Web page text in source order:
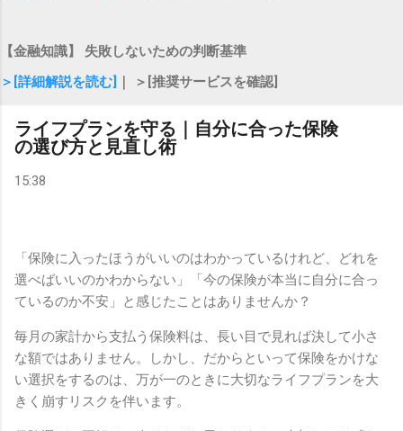
【金融知識】 失敗しないための判断基準
＞[詳細解説を読む]
｜ ＞[推奨サービスを確認]
ライフプランを守る｜自分に合った保険
の選び方と見直し術
15:38
「保険に入ったほうがいいのはわかっているけれど、どれを
選べばいいのかわからない」「今の保険が本当に自分に合っ
ているのか不安」と感じたことはありませんか？
毎月の家計から支払う保険料は、長い目で見れば決して小さ
な額ではありません。しかし、だからといって保険をかけな
い選択をするのは、万が一のときに大切なライフプランを大
きく崩すリスクを伴います。